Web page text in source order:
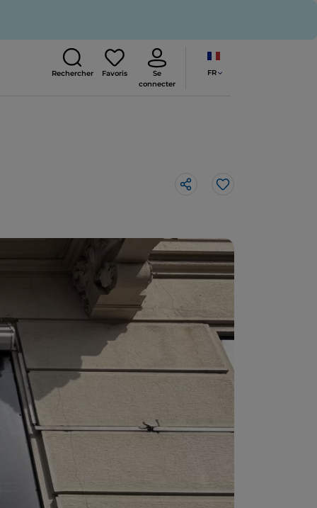
Rechercher Favoris
Se
connecter
FR
J’aime